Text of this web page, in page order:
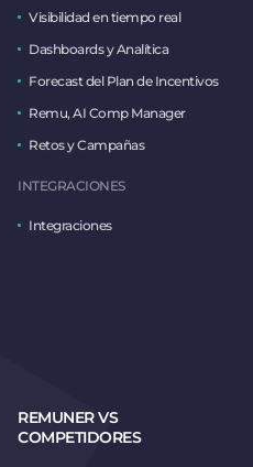
Visibilidad en tiempo real
Dashboards y Analítica
Forecast del Plan de Incentivos
Remu, AI Comp Manager
Retos y Campañas
INTEGRACIONES
Integraciones
REMUNER VS
COMPETIDORES